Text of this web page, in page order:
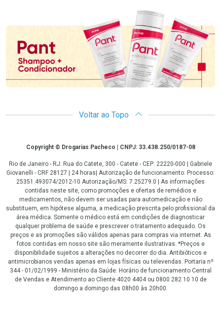
Promoção em Destaque
Voltar ao Topo
CopyrightCopyright © Drogarias Pacheco | CNPJ: 33.438.250/0187-08
Rio de Janeiro - RJ: Rua do Catete, 300 - Catete - CEP: 22220-000 | Gabriele
Giovanelli - CRF 28127 | 24 horas| Autorização de funcionamento: Processo:
25351.493074/2012-10 Autorização/MS: 7.25279.0 | As informações
contidas neste site, como promoções e ofertas de remédios e
medicamentos, não devem ser usadas para automedicação e não
substituem, em hipótese alguma, a medicação prescrita pelo profissional da
área médica. Somente o médico está em condições de diagnosticar
qualquer problema de saúde e prescrever o tratamento adequado. Os
preços e as promoções são válidos apenas para compras via internet. As
fotos contidas em nosso site são meramente ilustrativas. *Preços e
disponibilidade sujeitos a alterações no decorrer do dia. Antibióticos e
antimicrobianos vendas apenas em lojas físicas ou televendas. Portaria nº
344 - 01/02/1999 - Ministério da Saúde. Horário de funcionamento Central
de Vendas e Atendimento ao Cliente 4020 4404 ou 0800 282 10 10 de
domingo a domingo das 08h00 às 20h00.